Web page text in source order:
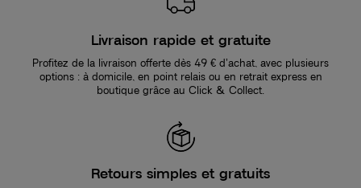
Livraison rapide et gratuite
Profitez de la livraison offerte dès 49 € d’achat, avec plusieurs
options : à domicile, en point relais ou en retrait express en
boutique grâce au Click & Collect.
Retours simples et gratuits